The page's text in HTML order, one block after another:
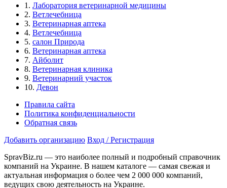
1. Лаборатория ветеринарной медицины
2. Ветлечебница
3. Ветеринарная аптека
4. Ветлечебница
5. салон Природа
6. Ветеринарная аптека
7. Айболит
8. Ветеринарная клиника
9. Ветеринарний участок
10. Девон
Правила сайта
Политика конфиденциальности
Обратная связь
Добавить организацию Вход / Регистрация
SpravBiz.ru — это наиболее полный и подробный справочник
компаний на Украине. В нашем каталоге — самая свежая и
актуальная информация о более чем 2 000 000 компаний,
ведущих свою деятельность на Украине.